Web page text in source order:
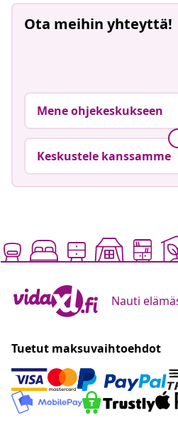
Ota meihin yhteyttä!
Mene ohjekeskukseen
Keskustele kanssamme
Nauti
Tuetut maksuvaihtoehdot